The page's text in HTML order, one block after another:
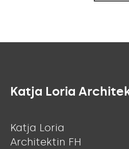
Katja Loria
Katja Loria
Architektin FH